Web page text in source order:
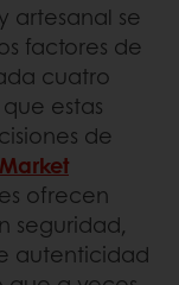
artesanal se
factores de
cuatro
estas
de
ofrecen
seguridad,
autenticidad